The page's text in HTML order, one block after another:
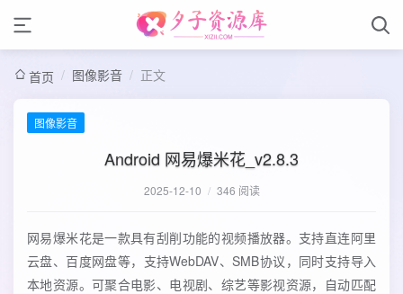
首页 / 图像影音 / 正文
图像影音
Android 网易爆米花_v2.8.3
2025-12-10 / 346 阅读
网易爆米花是一款具有刮削功能的视频播放器。支持直连阿里
云盘、百度网盘等，支持WebDAV、SMB协议，同时支持导入
本地资源。可聚合电影、电视剧、综艺等影视资源，自动匹配